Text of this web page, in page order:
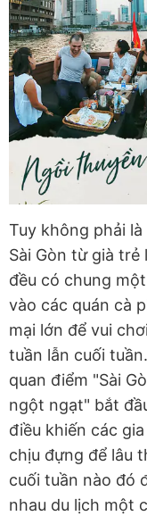
Tuy không phải
Sài Gòn từ già
đều có chung
vào các quán cà
mại lớn để vui
tuần lẫn cuối
quan điểm "Sài
ngột ngạt" bắt
điều khiến các
chịu đựng để lâu
cuối tuần nào đó
nhau du lịch một